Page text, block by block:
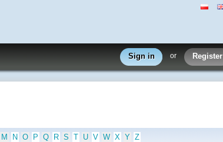
Sign in or Register
M N O P Q R S T U V W X Y Z